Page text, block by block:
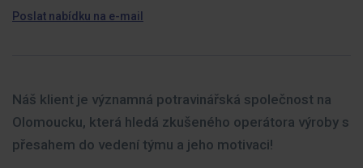
Poslat nabídku na e-mail
Náš klient je významná potravinářská společnost na
Olomoucku, která hledá zkušeného operátora výroby s
přesahem do vedení týmu a jeho motivaci!